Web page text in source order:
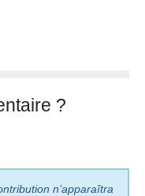
?
n’apparaîtra